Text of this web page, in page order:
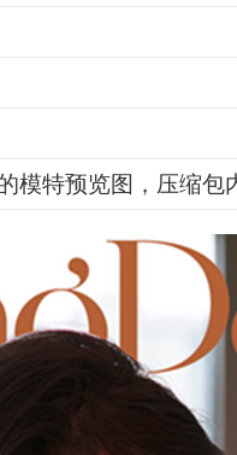
模特预览图，压缩包